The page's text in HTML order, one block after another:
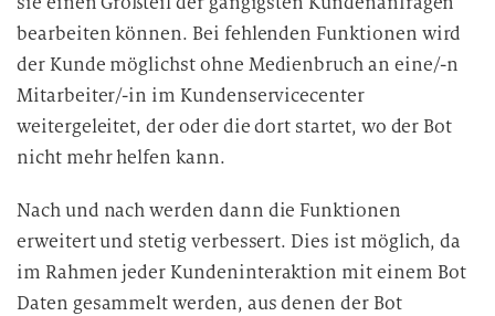
bearbeiten können. Bei fehlenden Funktionen wird
der Kunde möglichst ohne Medienbruch an eine/-n
Mitarbeiter/-in im Kundenservicecenter
weitergeleitet, der oder die dort startet, wo der Bot
nicht mehr helfen kann.
Nach und nach werden dann die Funktionen
erweitert und stetig verbessert. Dies ist möglich, da
im Rahmen jeder Kundeninteraktion mit einem Bot
Daten gesammelt werden, aus denen der Bot